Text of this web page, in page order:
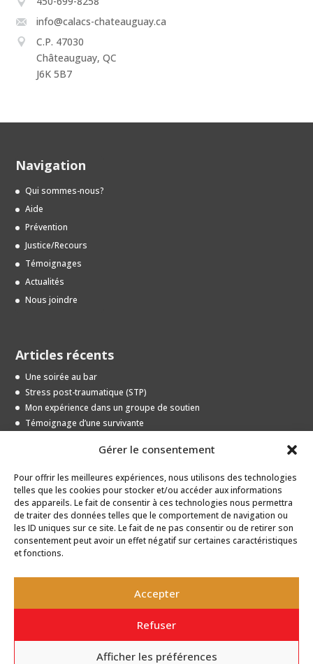
Gérer le consentement
Pour offrir les meilleures expériences, nous utilisons des technologies
telles que les cookies pour stocker et/ou accéder aux informations
des appareils. Le fait de consentir à ces technologies nous permettra
de traiter des données telles que le comportement de navigation ou
les ID uniques sur ce site. Le fait de ne pas consentir ou de retirer son
consentement peut avoir un effet négatif sur certaines caractéristiques
et fonctions.
Accepter
Refuser
Afficher les préférences
info@calacs-chateauguay.ca
C.P. 47030
Châteauguay, QC
J6K 5B7
Navigation
Qui sommes-nous?
Aide
Prévention
Justice/Recours
Témoignages
Actualités
Nous joindre
Articles récents
Une soirée au bar
Stress post-traumatique (STP)
Mon expérience dans un groupe de soutien
Témoignage d’une survivante
Archives
Archives
Conception webAcxcom